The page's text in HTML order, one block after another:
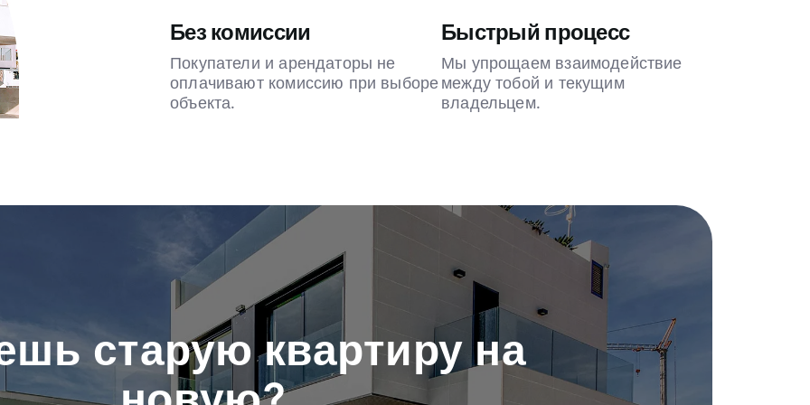
Без комиссии
Покупатели и арендаторы не
оплачивают комиссию при выборе
объекта.
Быстрый процесс
Мы упрощаем взаимодействие
между тобой и текущим
владельцем.
старую квартиру на